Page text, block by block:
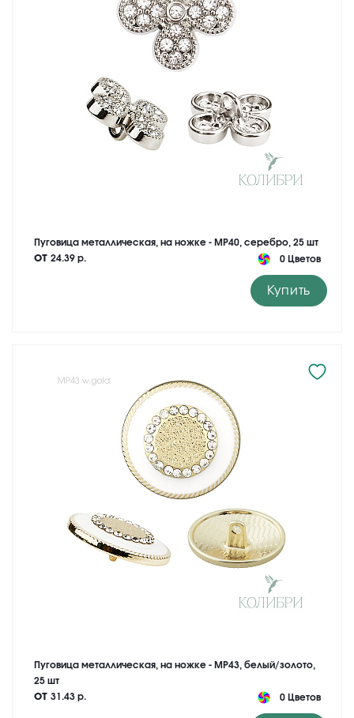
Пуговица металлическая, на ножке - MP40, серебро, 25 шт
от 24.39 р. 0 Цветов
Купить
Пуговица металлическая, на ножке - MP43, белый/золото,
25 шт
от 31.43 р. 0 Цветов